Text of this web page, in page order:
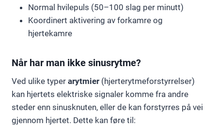
Normal hvilepuls (50–100 slag per minutt)
Koordinert aktivering av forkamre og
hjertekamre
Når har man ikke sinusrytme?
Ved ulike typer arytmier (hjerterytmeforstyrrelser)
kan hjertets elektriske signaler komme fra andre
steder enn sinusknuten, eller de kan forstyrres på vei
gjennom hjertet. Dette kan føre til: